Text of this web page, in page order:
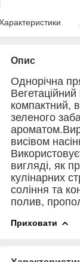
Опис
Однорічна
компактний,
зеленого
висівом
вигляді, як
кулінарних
соління та
полив,
Приховати